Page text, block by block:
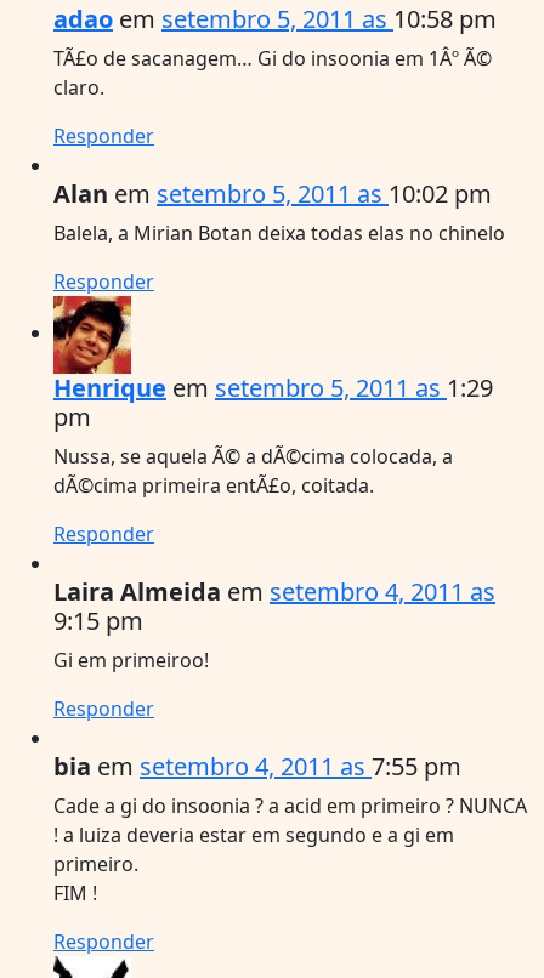
adao em setembro 5, 2011 as 10:58 pm
TÃ£o de sacanagem… Gi do insoonia em 1Âº Ã©
claro.
Responder
Alan em setembro 5, 2011 as 10:02 pm
Balela, a Mirian Botan deixa todas elas no chinelo
Responder
Henrique em setembro 5, 2011 as 1:29
pm
Nussa, se aquela Ã© a dÃ©cima colocada, a
dÃ©cima primeira entÃ£o, coitada.
Responder
Laira Almeida em setembro 4, 2011 as
9:15 pm
Gi em primeiroo!
Responder
bia em setembro 4, 2011 as 7:55 pm
Cade a gi do insoonia ? a acid em primeiro ? NUNCA
! a luiza deveria estar em segundo e a gi em
primeiro.
FIM !
Responder